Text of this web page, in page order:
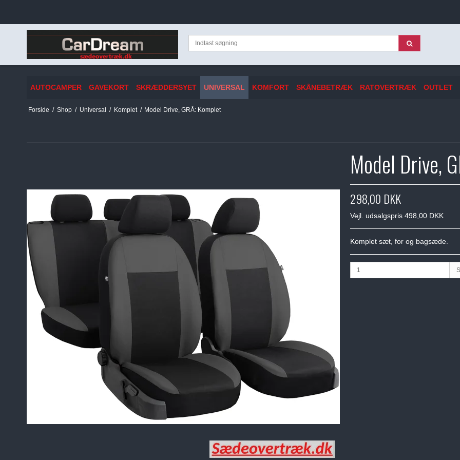
AUTOCAMPER GAVEKORT SKRÆDDERSYET UNIVERSAL KOMFORT SKÅNEBETRÆK RATOVERTRÆK OUTLET
Forside / Shop / Universal / Komplet / Model Drive, GRÅ: Komplet
Model Drive,
298,00 DKK
Vejl. udsalgspris 498,00 DKK
Komplet sæt, for og bagsæde.